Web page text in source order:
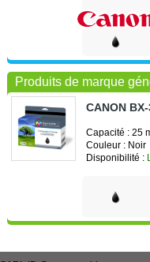
Produits de marque
CANON
Capacité : 25
Couleur : Noir
Disponibilité :